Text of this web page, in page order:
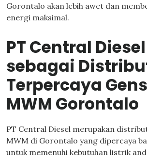
Gorontalo akan lebih awet dan
energi maksimal.
PT Central Diesel
sebagai
Terpercaya
MWM Gorontalo
PT Central Diesel merupakan
MWM di Gorontalo yang dipercaya
untuk memenuhi kebutuhan listrik